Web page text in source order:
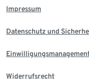
Impressum
Datenschutz und
Widerrufsrecht